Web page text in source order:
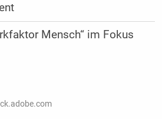
Mensch“ im Fokus